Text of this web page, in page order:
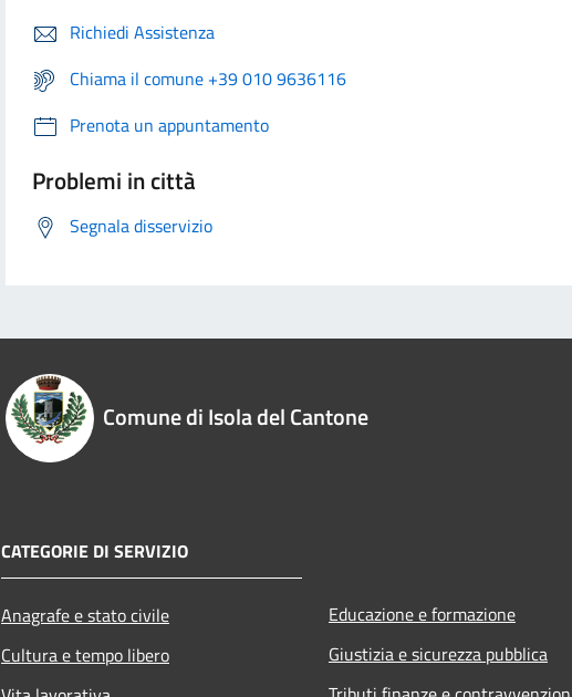
Richiedi Assistenza
Chiama il comune +39 010 9636116
Prenota un appuntamento
Problemi in città
Segnala disservizio
Comune di Isola del Cantone
CATEGORIE DI SERVIZIO
Anagrafe e stato civile
Cultura e tempo libero
Educazione e formazione
Giustizia e sicurezza pubblica